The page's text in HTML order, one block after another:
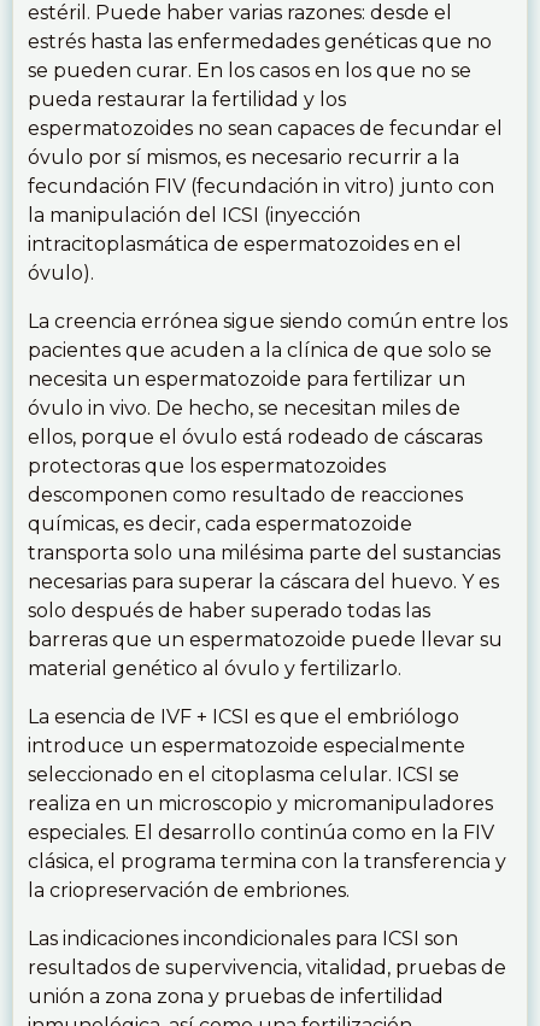
estéril. Puede haber varias razones: desde el
estrés hasta las enfermedades genéticas que no
se pueden curar. En los casos en los que no se
pueda restaurar la fertilidad y los
espermatozoides no sean capaces de fecundar el
óvulo por sí mismos, es necesario recurrir a la
fecundación FIV (fecundación in vitro) junto con
la manipulación del ICSI (inyección
intracitoplasmática de espermatozoides en el
óvulo).
La creencia errónea sigue siendo común entre los
pacientes que acuden a la clínica de que solo se
necesita un espermatozoide para fertilizar un
óvulo in vivo. De hecho, se necesitan miles de
ellos, porque el óvulo está rodeado de cáscaras
protectoras que los espermatozoides
descomponen como resultado de reacciones
químicas, es decir, cada espermatozoide
transporta solo una milésima parte del sustancias
necesarias para superar la cáscara del huevo. Y es
solo después de haber superado todas las
barreras que un espermatozoide puede llevar su
material genético al óvulo y fertilizarlo.
La esencia de IVF + ICSI es que el embriólogo
introduce un espermatozoide especialmente
seleccionado en el citoplasma celular. ICSI se
realiza en un microscopio y micromanipuladores
especiales. El desarrollo continúa como en la FIV
clásica, el programa termina con la transferencia y
la criopreservación de embriones.
Las indicaciones incondicionales para ICSI son
resultados de supervivencia, vitalidad, pruebas de
unión a zona zona y pruebas de infertilidad